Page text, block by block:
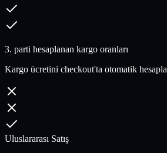
3. parti hesaplanan kargo oranları
Kargo ücretini checkout'ta otomatik hesapla
Uluslararası Satış